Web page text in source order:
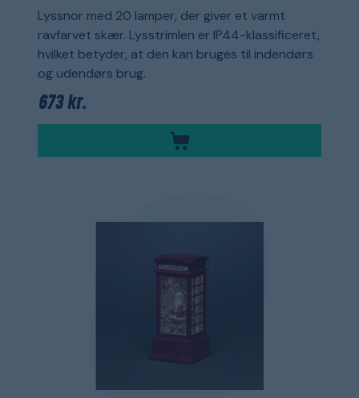
Lyssnor med 20 lamper, der giver et varmt
ravfarvet skær. Lysstrimlen er IP44-klassificeret,
hvilket betyder, at den kan bruges til indendørs
og udendørs brug.
673 kr.